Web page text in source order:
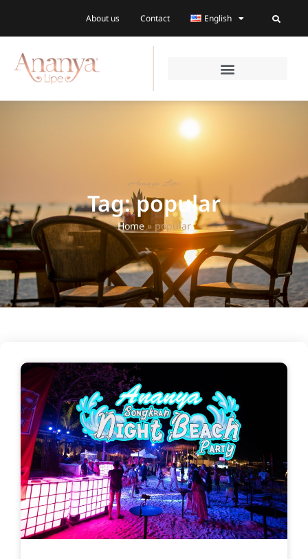
About us Contact English
Ananya Lipe
Tag: popular
Home»popular